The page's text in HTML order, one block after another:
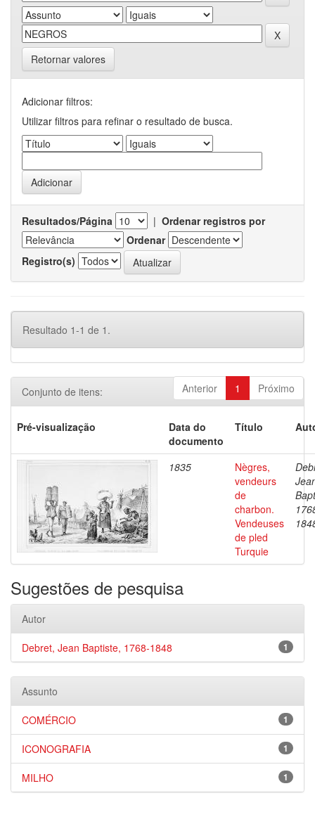
Retornar valores
Adicionar filtros:
Utilizar filtros para refinar o resultado de busca.
Resultados/Página | Ordenar registros por
Ordenar
Registro(s)
Resultado 1-1 de 1.
Anterior 1 Próximo
Conjunto de itens:
Pré-visualização
Data do
documento
Título
1835
Nègres,
vendeurs
de
charbon.
Vendeuses
de pled
Turquie
Sugestões de pesquisa
Autor
1
Debret, Jean Baptiste, 1768-1848
Assunto
1
COMÉRCIO
1
ICONOGRAFIA
1
MILHO